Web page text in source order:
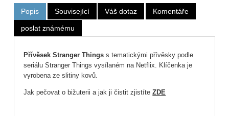
Popis Související Váš dotaz Komentáře
poslat známému
Přívěsek Stranger Thingss tematickými přívěsky podle
seriálu Stranger Things vysílaném na Netflix. Klíčenka je
vyrobena ze slitiny kovů.
Jak pečovat o bižuterii a jak ji čistit zjistíteZDE